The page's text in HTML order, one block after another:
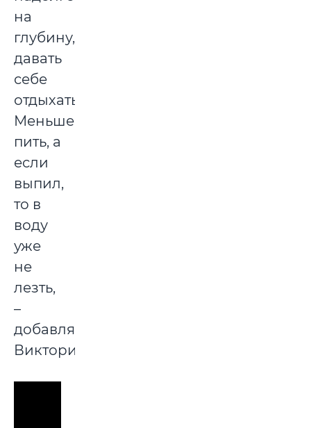
на
глубину,
давать
себе
отдыхать.
Меньше
пить, а
если
выпил,
то в
воду
уже
не
лезть,
–
добавляет
Виктория.